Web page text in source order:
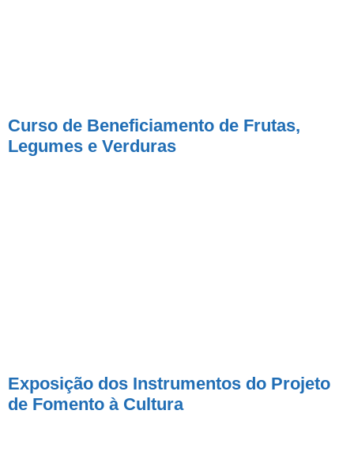
Curso de Beneficiamento de Frutas,
Legumes e Verduras
Exposição dos Instrumentos do Projeto
de Fomento à Cultura